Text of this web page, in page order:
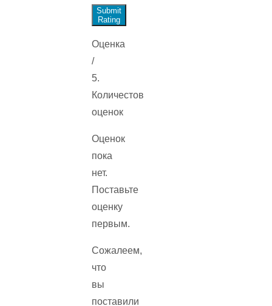
Submit
Rating
Оценка
/
5.
Количестов
оценок
Оценок
пока
нет.
Поставьте
оценку
первым.
Сожалеем,
что
вы
поставили